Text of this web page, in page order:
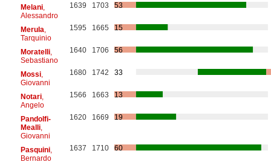
Melani,
Alessandro
1639 1703 53
Merula
Tarquinio
1595 1665 15
Moratelli,
Sebastiano
1640 1706 56
Mossi,
Giovanni
1680 1742 33
Notari,
Angelo
1566 1663 13
Pandolfi-
Mealli,
Giovanni
1620 1669 19
Pasquini,
Bernardo
1637 1710 60